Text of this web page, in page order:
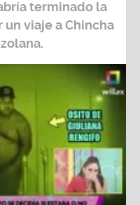
terminado la
viaje a Chincha